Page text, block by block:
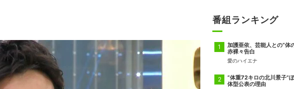
番組ランキング
加護亜依、芸能人との“体
赤裸々告白
愛のハイエナ
“体重72キロの北川景子”
体型公表の理由